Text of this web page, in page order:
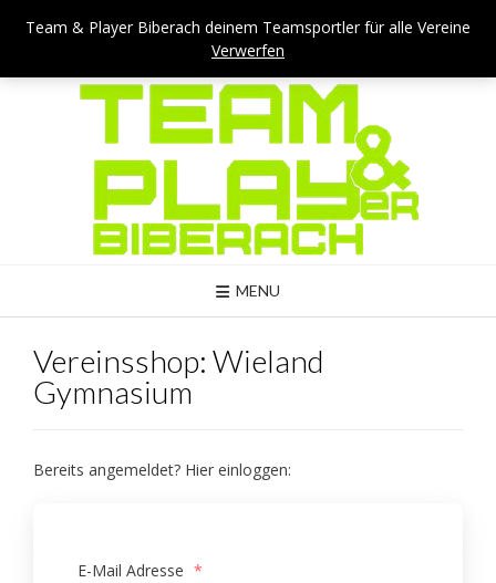
Team & Player Biberach deinem Teamsportler für alle Vereine
Verwerfen
Team & Player Biberach - Viehmarktstraße 4 - 88400 Biberach
Mail: kontakt@teamandplayer.de
MENU
Vereinsshop: Wieland
Gymnasium
Bereits angemeldet? Hier einloggen:
E-Mail Adresse *